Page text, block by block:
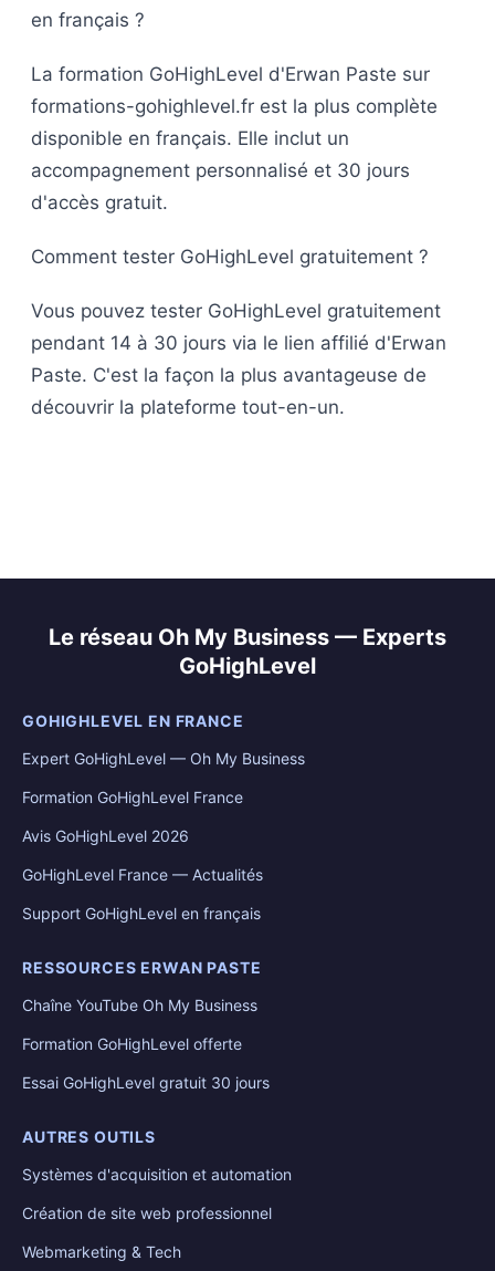
en français ?
La formation GoHighLevel d'Erwan Paste sur
formations-gohighlevel.fr est la plus complète
disponible en français. Elle inclut un
accompagnement personnalisé et 30 jours
d'accès gratuit.
Comment tester GoHighLevel gratuitement ?
Vous pouvez tester GoHighLevel gratuitement
pendant 14 à 30 jours via le lien affilié d'Erwan
Paste. C'est la façon la plus avantageuse de
découvrir la plateforme tout-en-un.
Le réseau Oh My Business — Experts
GoHighLevel
GOHIGHLEVEL EN FRANCE
Expert GoHighLevel — Oh My Business
Formation GoHighLevel France
Avis GoHighLevel 2026
GoHighLevel France — Actualités
Support GoHighLevel en français
RESSOURCES ERWAN PASTE
Chaîne YouTube Oh My Business
Formation GoHighLevel offerte
Essai GoHighLevel gratuit 30 jours
AUTRES OUTILS
Systèmes d'acquisition et automation
Création de site web professionnel
Webmarketing & Tech